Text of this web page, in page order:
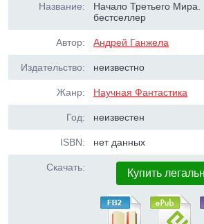
Название:
Начало Третьего
бестселлер
Автор: Андрей Ганжела
Издательство: неизвестно
Жанр: Научная Фантастика
Год: неизвестен
ISBN: нет данных
Скачать: Купить